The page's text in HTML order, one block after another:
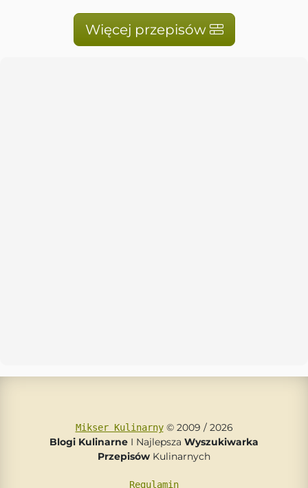
Więcej przepisów
Mikser Kulinarny© 2009 / 2026
Blogi Kulinarne I Najlepsza Wyszukiwarka
Przepisów Kulinarnych
Regulamin